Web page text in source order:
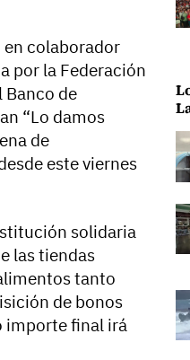
en colaborador
por la Federación
Banco de
“Lo damos
de
este viernes
solidaria
las tiendas
tanto
de bonos
importe final irá